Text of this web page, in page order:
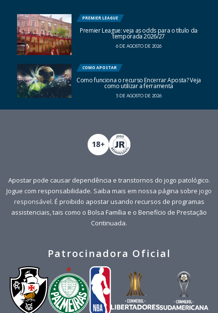
PREMIER LEAGUE
Premier League: veja as odds para o título da
temporada 2026/27
6 DE AGOSTO DE 2026
COMO APOSTAR
Como funciona o recurso Encerrar Aposta? Veja
como utilizar a ferramenta
5 DE AGOSTO DE 2026
Apostar pode causar dependência e transtornos do jogo patológico.
Jogue com responsabilidade. Saiba mais em nossa página sobre jogo
responsável. É proibido apostar usando recursos de programas
assistenciais, tais como o Bolsa Família e o Benefício de Prestação
Continuada.
Patrocinadora Oficial